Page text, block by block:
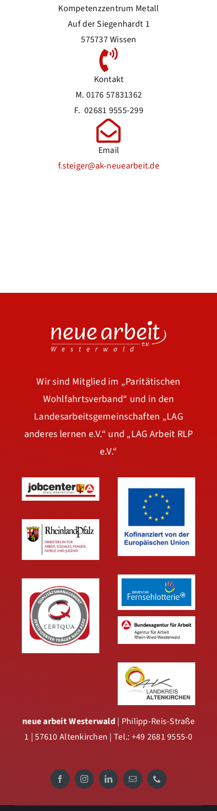
Kompetenzzentrum Metall
Auf der Siegenhardt 1
575737 Wissen
Kontakt
M. 0176 57831362
F. 02681 9555-299
Email
f.steiger@ak-neuearbeit.de
Wir sind Mitglied im „Paritätischen
Wohlfahrtsverband“ und in den
Landesarbeitsgemeinschaften „LAG
anderes lernen e.V.“ und „LAG Arbeit RLP
e.V.“
neue arbeit Westerwald | Philipp-Reis-Straße
1 | 57610 Altenkirchen | Tel.: +49 2681 9555-0